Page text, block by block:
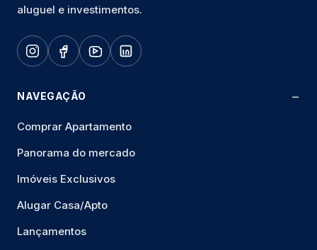
aluguel e investimentos.
NAVEGAÇÃO
Comprar Apartamento
Panorama do mercado
Imóveis Exclusivos
Alugar Casa/Apto
Lançamentos